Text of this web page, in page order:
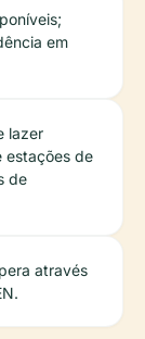
em
lazer
estações de
de
através